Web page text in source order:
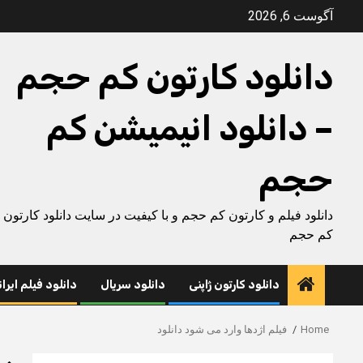
آگوست 6, 2026
دانلود کارتون کم حجم
– دانلود انیمیشن کم
حجم
دانلود فیلم و کارتون کم حجم و با کیفیت در سایت دانلود کارتون
کم حجم
دانلود کارتون ژاپنی دانلود سریال دانلود فیلم
Home فیلم اژدها وارد می شود دانلود